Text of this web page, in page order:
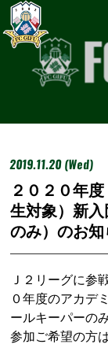
2019.11.20 (Wed)
２０２０年
生対象）新
のみ）のお知
Ｊ２リーグに参
０年度のアカデ
ールキーパーの
参加ご希望の方